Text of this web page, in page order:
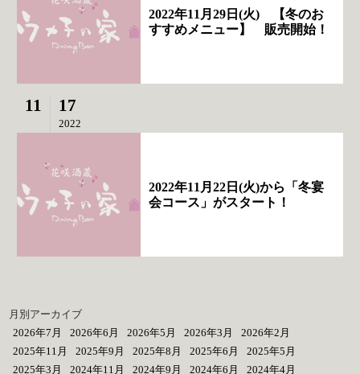
2022年11月29日(火) 【冬のお
すすめメニュー】 販売開始！
11 17
2022
2022年11月22日(火)から「冬宴
会コース」がスタート！
月別アーカイブ
2026年7月
2026年6月 2026年5月 2026年3月
2026年2月
2025年11月
2025年9月 2025年8月 2025年6月
2025年5月
2025年3月
2024年11月 2024年9月 2024年6月
2024年4月